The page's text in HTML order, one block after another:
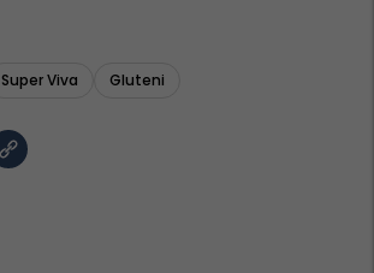
Super Viva Gluteni